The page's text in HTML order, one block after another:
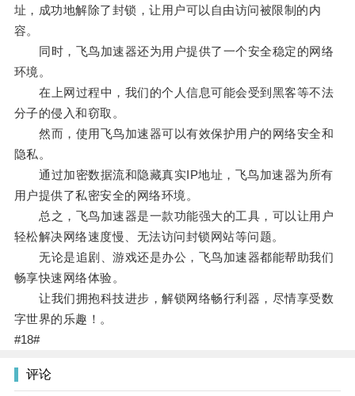
址，成功地解除了封锁，让用户可以自由访问被限制的内
容。
同时，飞鸟加速器还为用户提供了一个安全稳定的网络
环境。
在上网过程中，我们的个人信息可能会受到黑客等不法
分子的侵入和窃取。
然而，使用飞鸟加速器可以有效保护用户的网络安全和
隐私。
通过加密数据流和隐藏真实IP地址，飞鸟加速器为所有
用户提供了私密安全的网络环境。
总之，飞鸟加速器是一款功能强大的工具，可以让用户
轻松解决网络速度慢、无法访问封锁网站等问题。
无论是追剧、游戏还是办公，飞鸟加速器都能帮助我们
畅享快速网络体验。
让我们拥抱科技进步，解锁网络畅行利器，尽情享受数
字世界的乐趣！。
#18#
评论